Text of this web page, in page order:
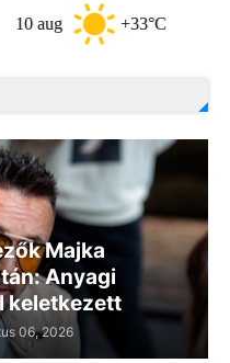
+33°C
Majka
Anyagi
keletkezett
06, 2026